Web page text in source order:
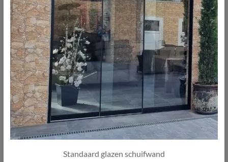
Standaard glazen schuifwand